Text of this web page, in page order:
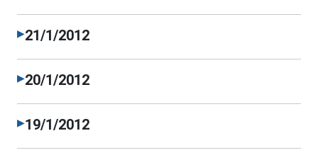
▶21/1/2012
▶20/1/2012
▶19/1/2012